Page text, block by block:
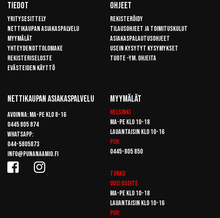
Tiedot
Yritysesittely
Nettikaupan asiakaspalvelu
Myymälät
Yhteydenottolomake
Rekisteriseloste
Evästeiden käyttö
Ohjeet
Rekisteröidy
Tilausohjeet ja toimituskulut
Asiakaspalautusohjeet
Usein kysytyt kysymykset
Tuote -ym. ohjeita
Nettikaupan Asiakaspalvelu
Avoinna: Ma-pe klo 8-16
0445 805 874
Whatsapp:
044-5805873
info@punanaamio.fi
Myymälät
Helsinki
Ma-pe klo 10-18
Lauantaisin klo 10-16
Puh:
0445-805 850
Turku
Uusi osoite
Ma-pe klo 10-18
Lauantaisin klo 10-16
Puh: